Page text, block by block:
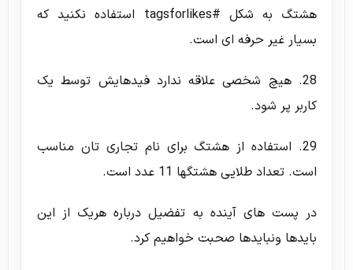
هشتگ به شکل #tagsforlikes استفاده نکنید که
بسیار غیر حرفه ای است.
28. هیچ شخصی علاقه ندارد فیدهایش توسط یک
کاربر پر شود.
29. استفاده از هشتگ برای نام تجاری تان مناسب
است. تعداد طلایی هشتگها 11 عدد است.
در پست های آینده به تفضیل درباره هریک از این
بایدها ونبایدها صحبت خواهیم کرد.